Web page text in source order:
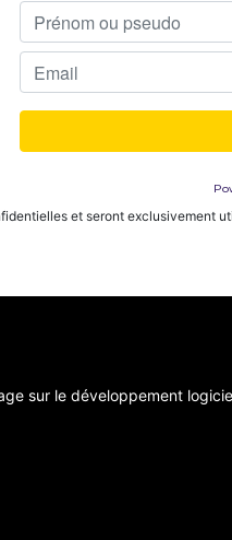
et seront exclusivement
sur le développement